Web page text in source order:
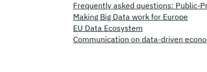
Frequently asked questions: Public-
Making Big Data work for Europe
EU Data Ecosystem
Communication on data-driven